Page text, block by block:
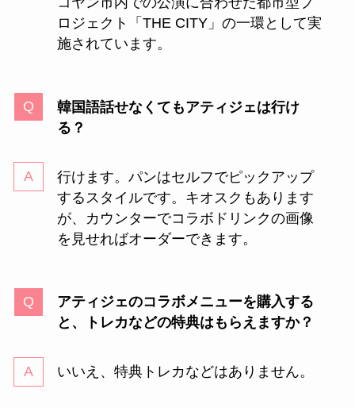
ロジェクト「THE CITY」の一環として実
施されています。
韓国語話せなくてもアティジェは行け
る？
行けます。パンはセルフでピックアップ
するスタイルです。キオスクもあります
が、カウンターでコラボドリンクの画像
を見せればオーダーできます。
アティジェのコラボメニューを購入する
と、トレカなどの特典はもらえますか？
いいえ、特典トレカなどはありません。